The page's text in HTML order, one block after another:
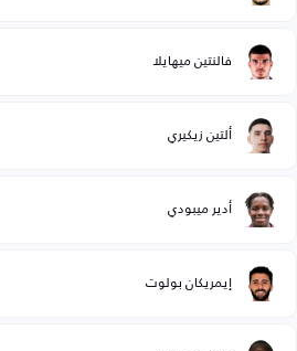
فالنتين ميهايلا
ألتين زيكيري
أدير ميبودي
إيمريكان بولوت